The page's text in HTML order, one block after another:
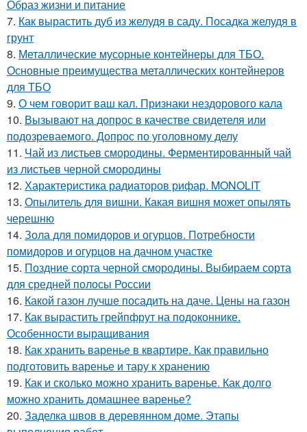
Образ жизни и питание
7. Как вырастить дуб из желудя в саду. Посадка желудя в
грунт
8. Металлические мусорные контейнеры для ТБО.
Основные преимущества металлических контейнеров
для ТБО
9. О чем говорит ваш кал. Признаки нездорового кала
10. Вызывают на допрос в качестве свидетеля или
подозреваемого. Допрос по уголовному делу
11. Чай из листьев смородины. Ферментированный чай
из листьев черной смородины
12. Характеристика радиаторов рифар. MONOLIT
13. Опылитель для вишни. Какая вишня может опылять
черешню
14. Зола для помидоров и огурцов. Потребности
помидоров и огурцов на дачном участке
15. Поздние сорта черной смородины. Выбираем сорта
для средней полосы России
16. Какой газон лучше посадить на даче. Цены на газон
17. Как вырастить грейпфрут на подоконнике.
Особенности выращивания
18. Как хранить варенье в квартире. Как правильно
подготовить варенье и тару к хранению
19. Как и сколько можно хранить варенье. Как долго
можно хранить домашнее варенье?
20. Заделка швов в деревянном доме. Этапы